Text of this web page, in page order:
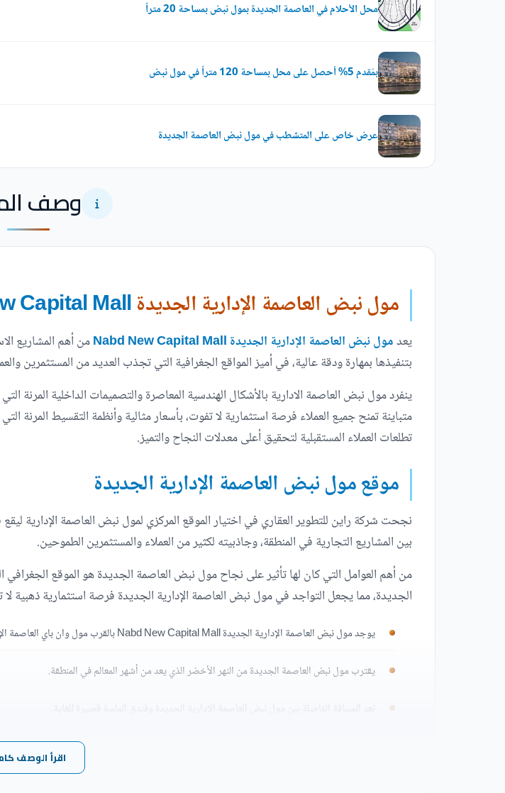
محل الأحلام في العاصمة الجديدة بمول نبض بمساحة 20 متراً
بمُقدم 5% أحصل على محل بمساحة 120 متراً في مول نبض
عرض خاص على المتشطب في مول نبض العاصمة الجديدة
وصف
مول نبض العاصمة الإدارية الجديدة
يعدمول نبض العاصمة الإدارية الجديدة Nabd New Capital Mall
من أهم المشاريع
بتنفيذها بمهارة ودقة عالية، في أميز المواقع الجغرافية التي تجذب العديد من المستثمرين
ينفرد مول نبض العاصمة الادارية بالأشكال الهندسية المعاصرة والتصميمات الداخلية
متباينة تمنح جميع العملاء فرصة استثمارية لا تفوت، بأسعار مثالية وأنظمة التقسيط
تطلعات العملاء المستقبلية لتحقيق أعلى معدلات النجاح والتميز.
موقع مول نبض العاصمة الإدارية الجديدة
بين المشاريع التجارية في المنطقة، وجاذبيته لكثير من العملاء والمستثمرين الطموحين.
من أهم العوامل التي كان لها تأثير على نجاح مول نبض العاصمة الجديدة هو الموقع الجغرافي
الجديدة، مما يجعل التواجد في مول نبض العاصمة الإدارية الجديدة فرصة استثمارية ذهبية
يوجد مول نبض العاصمة الإدارية الجديدة Nabd New Capital Mall بالقرب مول وان باي العاصمة الإدارية و كمبوند دي جويا 4 العاصمة الإدارية.
يقترب مول نبض العاصمة الجديدة من النهر الأخضر الذي يعد من أشهر المعالم في المنطقة.
تعد المسافة الفاصلة بين مول نبض العاصمة الإدارية الجديدة وفندق الماسة قصيرة للغاية.
اقرأ الوصف